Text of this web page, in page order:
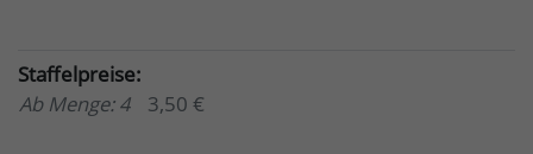
Staffelpreise:
Ab Menge: 4
3,50 €